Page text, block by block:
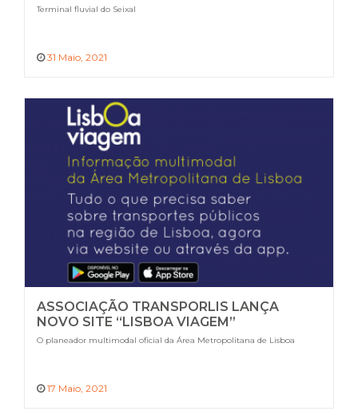
Terminal fluvial do Seixal
31 Maio, 2021
ASSOCIAÇÃO TRANSPORLIS LANÇA
NOVO SITE “LISBOA VIAGEM”
O planeador multimodal oficial da Área Metropolitana de Lisboa
17 Maio, 2021